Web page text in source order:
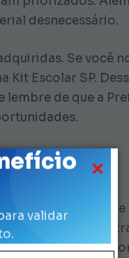
validar
desnecessário.
Se você
Kit Escolar SP.
de que a
Então, avalie
camisetas
situações de